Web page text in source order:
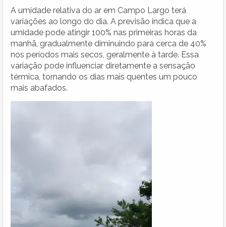
A umidade relativa do ar em Campo Largo terá
variações ao longo do dia. A previsão indica que a
umidade pode atingir 100% nas primeiras horas da
manhã, gradualmente diminuindo para cerca de 40%
nos períodos mais secos, geralmente à tarde. Essa
variação pode influenciar diretamente a sensação
térmica, tornando os dias mais quentes um pouco
mais abafados.